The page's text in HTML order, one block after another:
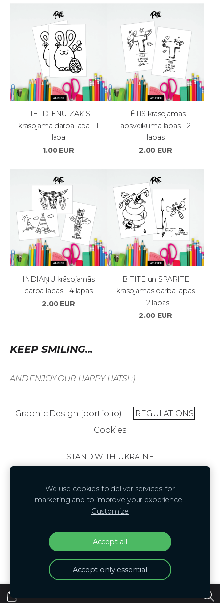
KEEP SMILING...
AND ENJOY OUR HAPPY HATS! :)
LIELDIENU ZAĶIS
krāsojamā darba lapa | 1
lapa
1.00 EUR
TĒTIS krāsojamās
apsveikuma lapas | 2
lapas
2.00 EUR
INDIĀŅU krāsojamās
darba lapas | 4 lapas
2.00 EUR
BITĪTE un SPĀRĪTE
krāsojamās darba lapas
| 2 lapas
2.00 EUR
Graphic Design (portfolio)
REGULATIONS
Cookies
STAND WITH UKRAINE
ABOUT US
Ⓒ 2026 Evita Eidinta
We use cookies to deliver services, for
marketing and to improve your experience.
Customize
Accept all
Accept only essential